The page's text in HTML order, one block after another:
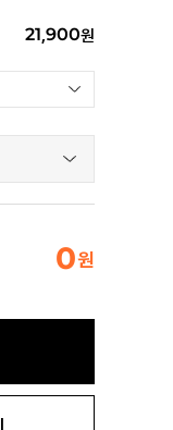
21,900원
0원